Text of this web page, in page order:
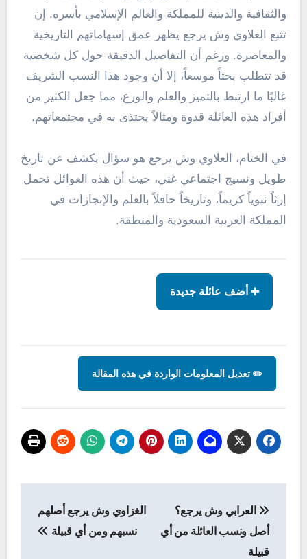
والثقافية والدينية للمملكة والعالم الإسلامي بأسره. إن
تتبع العلاوي وش يرجع يظهر عمق إسهاماتهم التاريخية
والمعاصرة. ورغم أن التفاصيل الدقيقة حول كل شخصية
قد تتطلب بحثاً موسعاً، إلا أن وجود هذا النسب الشريف
غالبًا ما ارتبط بالتميز والعلم والورع، مما جعل الكثير من
أفراد هذه العائلة قدوة ومثالاً يحتذى به في مجتمعاتهم.
في الختام، العلاوي وش يرجع هو سؤال يكشف عن تاريخ
طويل ونسيج اجتماعي غني، حيث أن هذه العوائل تحمل
إرثاً نبوياً كريماً، وتاريخاً حافلاً بالعلم والإنجازات في
المملكة العربية السعودية والمنطقة.
➕ أضف عائلة جديدة
✏️ تعديل المعلومات الواردة في هذه المقالة
المقالات
العرابي وش يرجع؟
أصل ونسب العائلة من أي
قبيلة
الغزاوي وش يرجع أصلهم
نسبهم ومن أي قبيلة